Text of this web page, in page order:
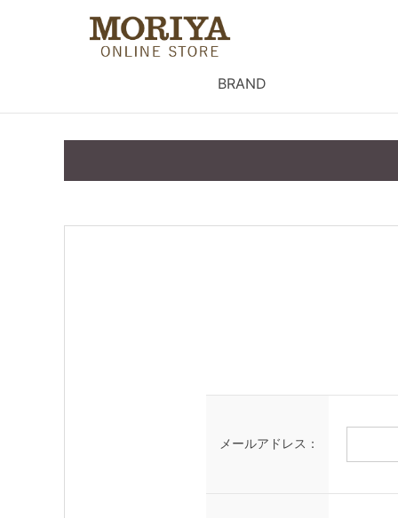
BRAND
メールアドレス：